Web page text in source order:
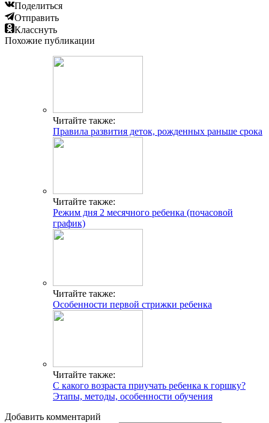
Поделиться
Отправить
Класснуть
Похожие публикации
Читайте также:
Правила развития деток, рожденных раньше срока
Читайте также:
Режим дня 2 месячного ребенка (почасовой
график)
Читайте также:
Особенности первой стрижки ребенка
Читайте также:
С какого возраста приучать ребенка к горшку?
Этапы, методы, особенности обучения
Добавить комментарий